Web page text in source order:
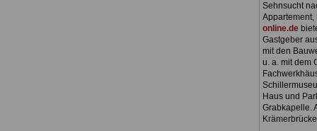
Sehnsucht
Appartement,
online.de
Gastgeber
mit den
u. a. mit dem
Haus und
Grabkapelle.